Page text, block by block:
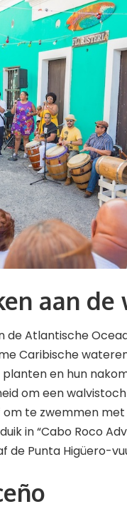
aan de
de Atlantische
Caribische
en hun
om een
om te zwemmen
in “Cabo Roco
de Punta Higüero-